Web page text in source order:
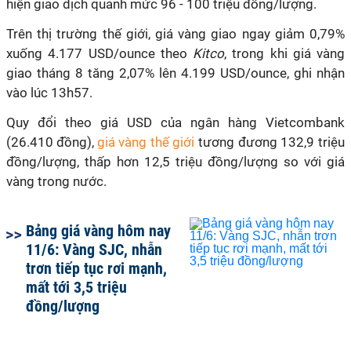
hiện giao dịch quanh mức 96 - 100 triệu đồng/lượng.
Trên thị trường thế giới, giá vàng giao ngay giảm 0,79%
xuống 4.177 USD/ounce theo Kitco, trong khi giá vàng
giao tháng 8 tăng 2,07% lên 4.199 USD/ounce, ghi nhận
vào lúc 13h57.
Quy đổi theo giá USD của ngân hàng Vietcombank
(26.410 đồng), giá vàng thế giới tương đương 132,9 triệu
đồng/lượng, thấp hơn 12,5 triệu đồng/lượng so với giá
vàng trong nước.
Bảng giá vàng hôm nay
11/6: Vàng SJC, nhẫn
trơn tiếp tục rơi mạnh,
mất tới 3,5 triệu
đồng/lượng